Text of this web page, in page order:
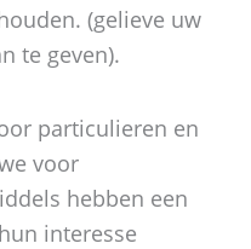
(gelieve uw
te geven).
particulieren en
voor
hebben een
interesse